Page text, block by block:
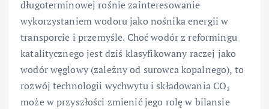
długoterminowej rośnie zainteresowanie
wykorzystaniem wodoru jako nośnika energii w
transporcie i przemyśle. Choć wodór z reformingu
katalitycznego jest dziś klasyfikowany raczej jako
wodór węglowy (zależny od surowca kopalnego), to
rozwój technologii wychwytu i składowania CO₂
może w przyszłości zmienić jego rolę w bilansie